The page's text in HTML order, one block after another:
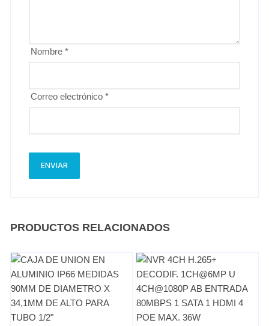
Nombre*
Correo electrónico*
PRODUCTOS RELACIONADOS